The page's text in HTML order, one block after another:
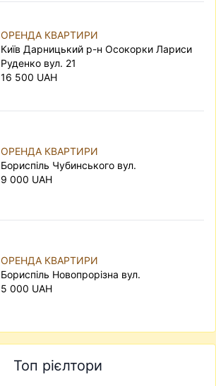
ОРЕНДА КВАРТИРИ
Київ Дарницький р-н Осокорки Лариси
Руденко вул. 21
16 500 UAH
ОРЕНДА КВАРТИРИ
Бориспіль Чубинського вул.
9 000 UAH
ОРЕНДА КВАРТИРИ
Бориспіль Новопрорізна вул.
5 000 UAH
Топ рієлтори